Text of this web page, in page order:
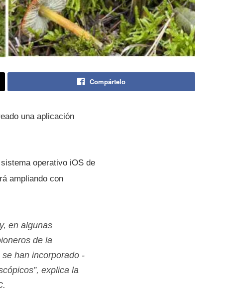
Compártelo
una aplicación
operativo iOS de
ampliando con
en algunas
de la
han incorporado -
explica la